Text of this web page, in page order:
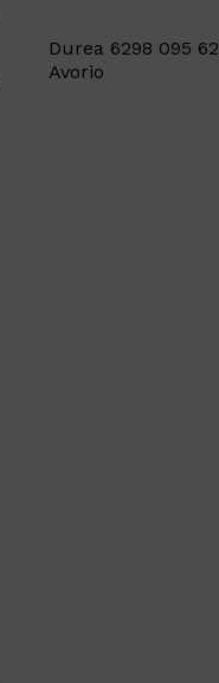
Durea 6298 095
Avorio